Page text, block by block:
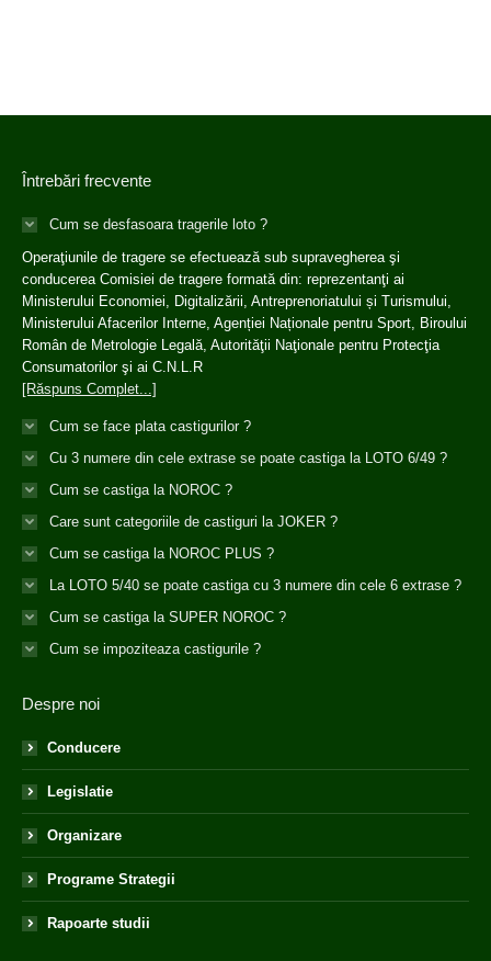
Întrebări frecvente
Cum se desfasoara tragerile loto ?
Operaţiunile de tragere se efectuează sub supravegherea şi
conducerea Comisiei de tragere formată din: reprezentanţi ai
Ministerului Economiei, Digitalizării, Antreprenoriatului și Turismului,
Ministerului Afacerilor Interne, Agenției Naționale pentru Sport, Biroului
Român de Metrologie Legală, Autorităţii Naţionale pentru Protecţia
Consumatorilor şi ai C.N.L.R
[Răspuns Complet...]
Cum se face plata castigurilor ?
Cu 3 numere din cele extrase se poate castiga la LOTO 6/49 ?
Cum se castiga la NOROC ?
Care sunt categoriile de castiguri la JOKER ?
Cum se castiga la NOROC PLUS ?
La LOTO 5/40 se poate castiga cu 3 numere din cele 6 extrase ?
Cum se castiga la SUPER NOROC ?
Cum se impoziteaza castigurile ?
Despre noi
Conducere
Legislatie
Organizare
Programe Strategii
Rapoarte studii